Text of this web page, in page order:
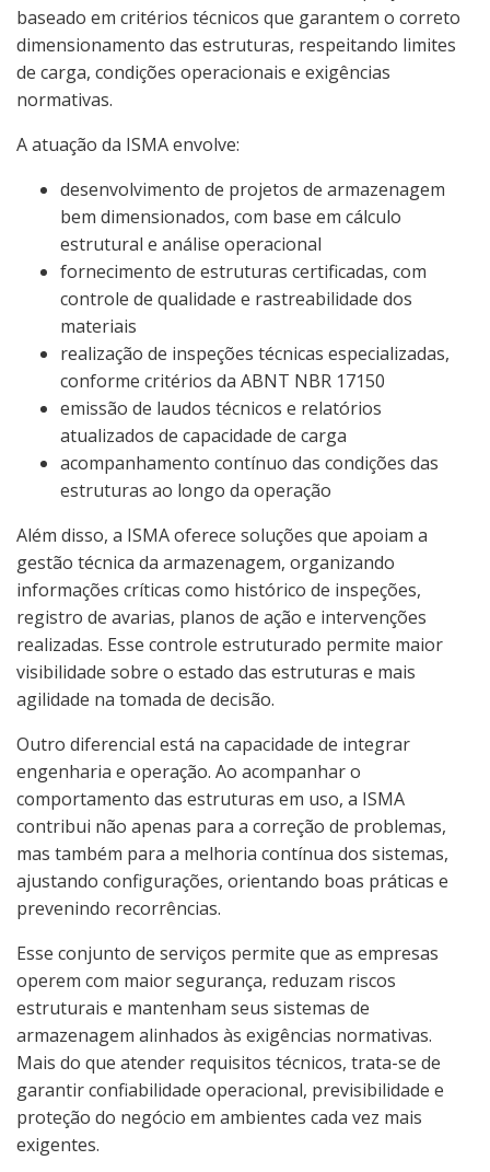
baseado em critérios técnicos que garantem o correto
dimensionamento das estruturas, respeitando limites
de carga, condições operacionais e exigências
normativas.
A atuação da ISMA envolve:
desenvolvimento de projetos de armazenagem
bem dimensionados, com base em cálculo
estrutural e análise operacional
fornecimento de estruturas certificadas, com
controle de qualidade e rastreabilidade dos
materiais
realização de inspeções técnicas especializadas,
conforme critérios da ABNT NBR 17150
emissão de laudos técnicos e relatórios
atualizados de capacidade de carga
acompanhamento contínuo das condições das
estruturas ao longo da operação
Além disso, a ISMA oferece soluções que apoiam a
gestão técnica da armazenagem, organizando
informações críticas como histórico de inspeções,
registro de avarias, planos de ação e intervenções
realizadas. Esse controle estruturado permite maior
visibilidade sobre o estado das estruturas e mais
agilidade na tomada de decisão.
Outro diferencial está na capacidade de integrar
engenharia e operação. Ao acompanhar o
comportamento das estruturas em uso, a ISMA
contribui não apenas para a correção de problemas,
mas também para a melhoria contínua dos sistemas,
ajustando configurações, orientando boas práticas e
prevenindo recorrências.
Esse conjunto de serviços permite que as empresas
operem com maior segurança, reduzam riscos
estruturais e mantenham seus sistemas de
armazenagem alinhados às exigências normativas.
Mais do que atender requisitos técnicos, trata-se de
garantir confiabilidade operacional, previsibilidade e
proteção do negócio em ambientes cada vez mais
exigentes.